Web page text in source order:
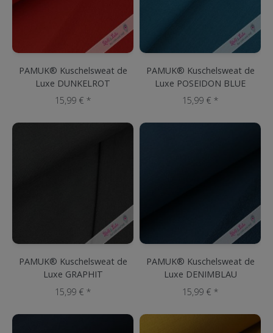
PAMUK® Kuschelsweat de
Luxe DUNKELROT
15,99 € *
PAMUK® Kuschelsweat de
Luxe POSEIDON BLUE
15,99 € *
PAMUK® Kuschelsweat de
Luxe GRAPHIT
15,99 € *
PAMUK® Kuschelsweat de
Luxe DENIMBLAU
15,99 € *